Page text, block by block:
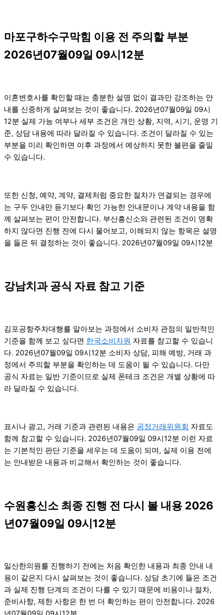
마포구하수구막힘 이용 전 주의할 부분
2026년07월09일 09시12분
이혼변호사를 확인할 때는 충분한 설명 없이 결과만 강조하는 안
내를 신중하게 살펴보는 것이 좋습니다. 2026년07월09일 09시
12분 실제 가능 여부나 세부 조건은 개인 상황, 지역, 시기, 운영 기
준, 상담 내용에 따라 달라질 수 있습니다. 조건이 달라질 수 있는
부분을 미리 확인하면 이후 과정에서 예상하지 못한 불편을 줄일
수 있습니다.
또한 신청, 예약, 계약, 결제처럼 중요한 절차가 연결되는 경우에
는 구두 안내만 듣기보다 확인 가능한 안내문이나 계약 내용을 함
께 살펴보는 편이 안전합니다. 부산흥신소와 관련된 조건이 명확
하지 않다면 진행 전에 다시 물어보고, 이해되지 않는 항목은 설명
을 들은 뒤 결정하는 것이 좋습니다. 2026년07월09일 09시12분
강남치과 공식 자료 참고 기준
김포공항주차대행를 알아보는 과정에서 소비자 관점의 일반적인
기준을 함께 보고 싶다면 한국소비자원 자료를 참고할 수 있습니
다. 2026년07월09일 09시12분 소비자 상담, 피해 예방, 거래 과
정에서 주의할 부분을 확인하는 데 도움이 될 수 있습니다. 다만
공식 자료는 일반 기준이므로 실제 폰테크 조건은 개별 상황에 따
라 달라질 수 있습니다.
표시나 광고, 거래 기준과 관련된 내용은 공정거래위원회 자료도
함께 참고할 수 있습니다. 2026년07월09일 09시12분 이런 자료
는 기본적인 판단 기준을 세우는 데 도움이 되며, 실제 이용 전에
는 안내받은 내용과 비교해서 확인하는 것이 좋습니다.
수원흥신소 최종 진행 전 다시 볼 내용 2026
년07월09일 09시12분
일산한의원를 진행하기 전에는 처음 확인한 내용과 최종 안내 내
용이 같은지 다시 살펴보는 것이 좋습니다. 상담 초기에 들은 조건
과 실제 진행 단계의 조건이 다를 수 있기 때문에 비용이나 절차,
준비사항, 제한 사항은 한 번 더 확인하는 편이 안전합니다. 2026